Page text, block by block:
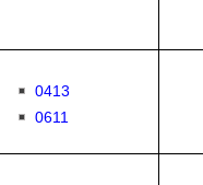
0413
0611